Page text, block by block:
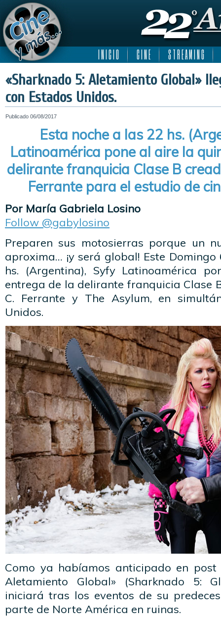
I N I C I O C I N E S T R E A M I N G
«Sharknado 5: Aletamiento Global»
con Estados Unidos.
Publicado 06/08/2017
Esta noche a las 22 hs.
Latinoamérica pone al aire la
delirante franquicia Clase B
Ferrante para el estudio de
Por María Gabriela Losino
Follow @gabylosino
Preparen sus motosierras porque un
aproxima… ¡y será global! Este
hs. (Argentina), Syfy Latinoamérica
entrega de la delirante franquicia Clase
C. Ferrante y The Asylum, en
Unidos.
Como ya habíamos anticipado en post
Aletamiento Global» (Sharknado 5:
iniciará tras los eventos de su
parte de Norte América en ruinas.